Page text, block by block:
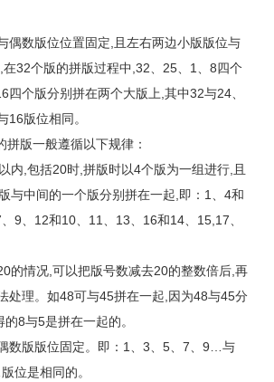
数版位位置固定,且左右两边小版版位与
32个版的拼版过程中,32、25、1、8四个
四个版分别拼在两个大版上,其中32与24、
16版位相同。
版一般遵循以下规律：
,包括20时,拼版时以4个版为一组进行,且
与中间的一个版分别拼在一起,即：1、4和
9、12和10、11、13、16和14、15,17、
情况,可以把版号数减去20的整数倍后,再
处理。如48可与45拼在一起,因为48与45分
8与5是拼在一起的。
版版位固定。即：1、3、5、7、9…与
位是相同的。